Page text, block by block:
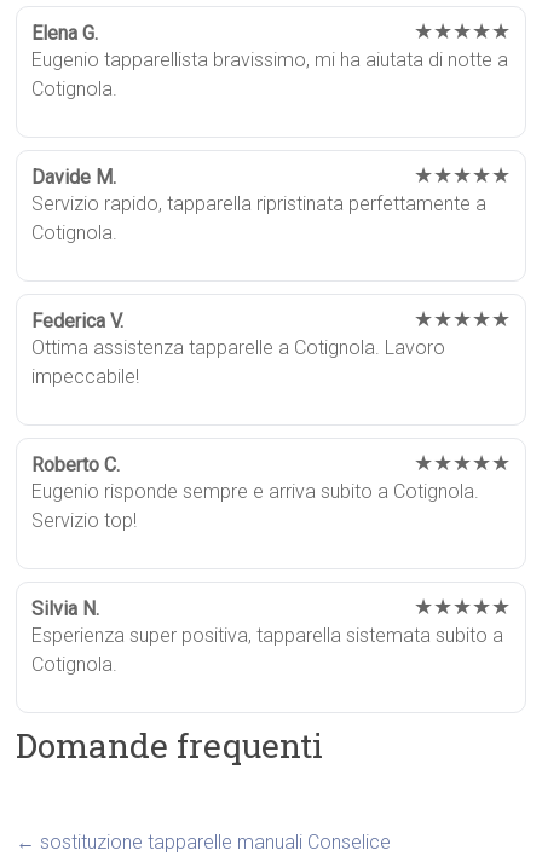
Elena G. ★★★★★
Eugenio tapparellista bravissimo, mi ha aiutata di notte a
Cotignola.
Davide M. ★★★★★
Servizio rapido, tapparella ripristinata perfettamente a
Cotignola.
Federica V. ★★★★★
Ottima assistenza tapparelle a Cotignola. Lavoro
impeccabile!
Roberto C. ★★★★★
Eugenio risponde sempre e arriva subito a Cotignola.
Servizio top!
Silvia N. ★★★★★
Esperienza super positiva, tapparella sistemata subito a
Cotignola.
Domande frequenti
← sostituzione tapparelle manuali Conselice